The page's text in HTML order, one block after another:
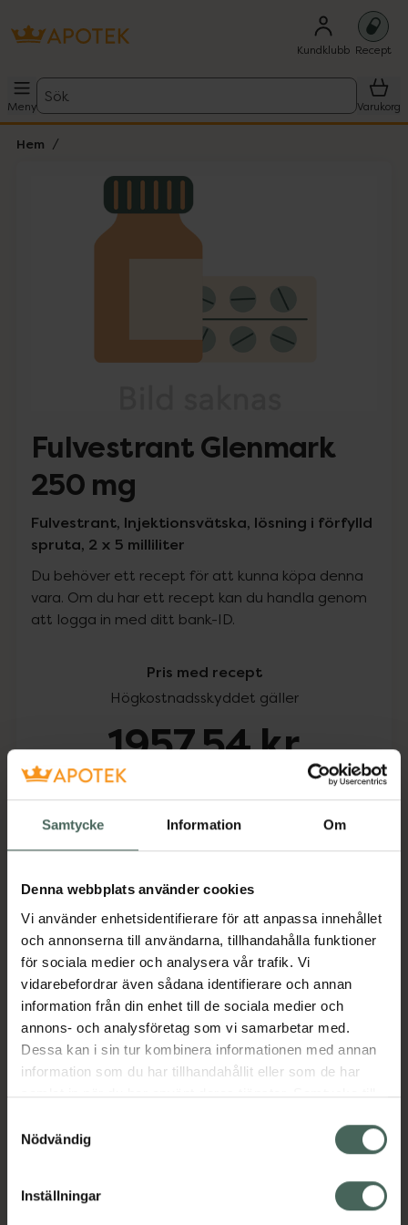
Samtycke Information Om
Denna webbplats använder cookies
Vi använder enhetsidentifierare för att anpassa innehållet
och annonserna till användarna, tillhandahålla funktioner
för sociala medier och analysera vår trafik. Vi
vidarebefordrar även sådana identifierare och annan
information från din enhet till de sociala medier och
annons- och analysföretag som vi samarbetar med.
Dessa kan i sin tur kombinera informationen med annan
information som du har tillhandahållit eller som de har
samlat in när du har använt deras tjänster. Samtycke till
återkalla ditt samtycke via webbplatsens
cookieinställningar. Ett återkallat samtycke påverkar inte
lagligheten av behandling som skett innan återkallelsen.
Nödvändig
Inställningar
Kundklubb Recept
Meny
Sök
Varukorg
Hem
Lista: . Innehåller 1 objekt.
Fulvestrant Glenmark
250 mg
Fulvestrant, Injektionsvätska, lösning i förfylld
spruta, 2 x 5 milliliter
Du behöver ett recept för att kunna köpa denna
vara. Om du har ett recept kan du handla genom
att logga in med ditt bank-ID.
Pris med recept
Högkostnadsskyddet gäller
1957,54 kr
Köp via ditt recept
Aktuella erbjudanden
Beskrivning Dölj
Läs alltid bipacksedeln innan
användning.
EAN:07350109550269
Bipacksedel från FASS Visa